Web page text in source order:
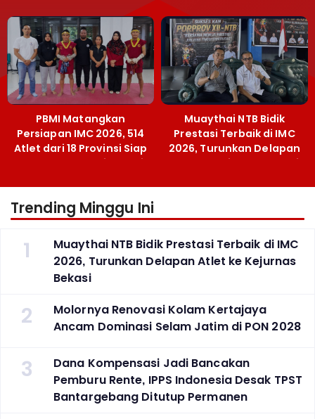
Terobosan Bangun
Grassroots
PBMI Matangkan
Persiapan IMC 2026, 514
Atlet dari 18 Provinsi Siap
Berlaga Besok di Bekasi
Muaythai NTB Bidik
Prestasi Terbaik di IMC
2026, Turunkan Delapan
Atlet ke Kejurnas Bekasi
Trending Minggu Ini
1
Muaythai NTB Bidik Prestasi Terbaik di IMC
2026, Turunkan Delapan Atlet ke Kejurnas
Bekasi
2
Molornya Renovasi Kolam Kertajaya
Ancam Dominasi Selam Jatim di PON 2028
3
Dana Kompensasi Jadi Bancakan
Pemburu Rente, IPPS Indonesia Desak TPST
Bantargebang Ditutup Permanen